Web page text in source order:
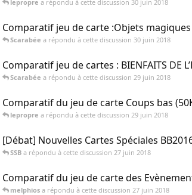
lepropre a répondu à cette discussion 30 juin 2018
Comparatif jeu de carte :Objets magiques
Scarabée a répondu à cette discussion 30 juin 2018
Comparatif jeu de cartes : BIENFAITS DE
Scarabée a répondu à cette discussion 29 juin 2018
Comparatif du jeu de carte Coups bas
lepropre a répondu à cette discussion 29 juin 2018
[Débat] Nouvelles Cartes Spéciales
SSB a répondu à cette discussion 27 juin 2018
Comparatif du jeu de carte des
melphios a répondu à cette discussion 27 juin 2018